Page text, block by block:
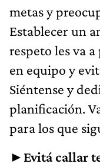
metas y
Establecer un
respeto les va
en equipo y
Siéntense y
planificación.
para los que
►Evitá callar